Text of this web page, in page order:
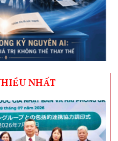
NHẤT